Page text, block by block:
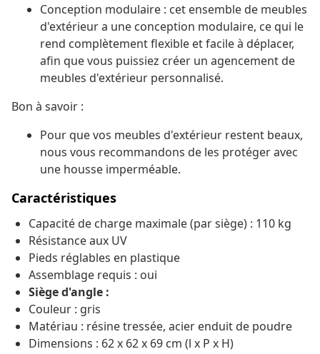
Conception modulaire : cet ensemble de meubles
d'extérieur a une conception modulaire, ce qui le
rend complètement flexible et facile à déplacer,
afin que vous puissiez créer un agencement de
meubles d'extérieur personnalisé.
Bon à savoir :
Pour que vos meubles d'extérieur restent beaux,
nous vous recommandons de les protéger avec
une housse imperméable.
Caractéristiques
Capacité de charge maximale (par siège) : 110 kg
Résistance aux UV
Pieds réglables en plastique
Assemblage requis : oui
Siège d'angle :
Couleur : gris
Matériau : résine tressée, acier enduit de poudre
Dimensions : 62 x 62 x 69 cm (l x P x H)